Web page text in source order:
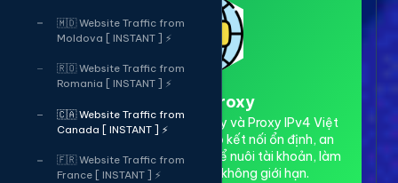
🇲🇩 Website Traffic from
Moldova [ INSTANT ] ⚡
🇷🇴 Website Traffic from
Romania [ INSTANT ] ⚡
🇨🇦 Website Traffic from
Canada [ INSTANT ] ⚡
🇫🇷 Website Traffic from
France [ INSTANT ] ⚡
4. Thuê Proxy
Cho thuê Proxy dân cư xoay và Proxy IPv4 Việt
Nam tốc độ cao. Đảm bảo kết nối ổn định, an
toàn và ẩn danh, phù hợp để nuôi tài khoản, làm
MMO và truy cập web không giới hạn.